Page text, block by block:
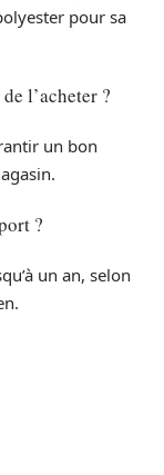
pour sa
l’acheter ?
un bon
?
un an, selon